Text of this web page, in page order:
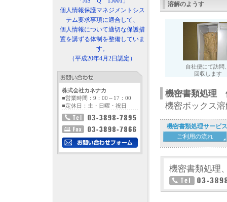
溶解のようす
自社便にて訪問
回収します
機密書類処理
機密ボック
機密書類処理サービス
ご利用の流れ
機密書類処理
個人情報保護マネジメントシス
テム要求事項に適合して、
個人情報について適切な保護措
置を講ずる体制を整備していま
す。
（平成20年4月2日認定）
株式会社カネナカ
■営業時間：9：00～17：00
■定休日：土・日曜・祝日